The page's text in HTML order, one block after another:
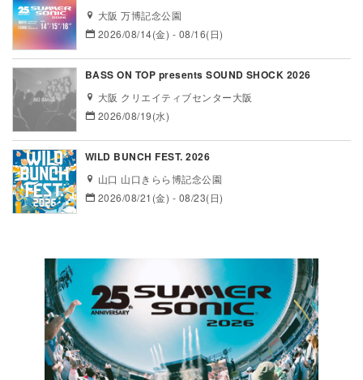
大阪 万博記念公園
2026/08/14(金) - 08/16(日)
BASS ON TOP presents SOUND SHOCK 2026
大阪 クリエイティブセンター大阪
2026/08/19(水)
WILD BUNCH FEST. 2026
山口 山口きらら博記念公園
2026/08/21(金) - 08/23(日)